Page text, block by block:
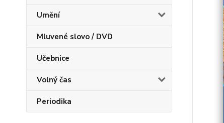
Umění
Mluvené slovo / DVD
Učebnice
Volný čas
Periodika